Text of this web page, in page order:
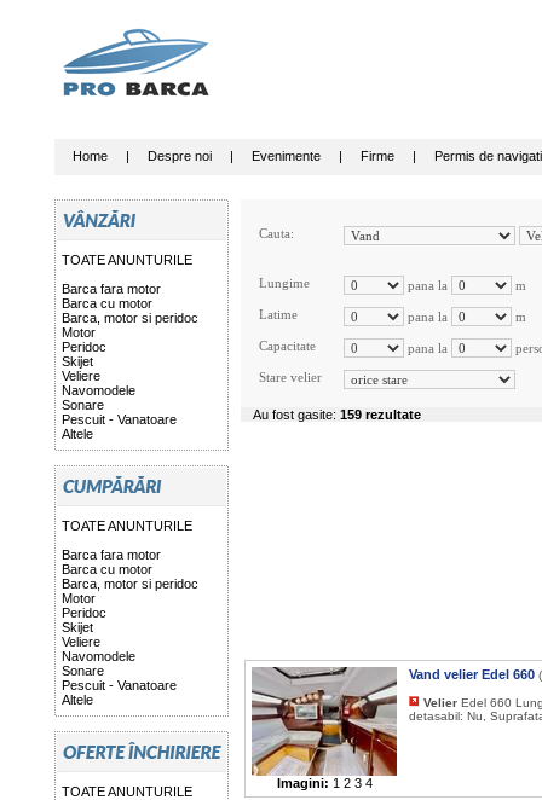
Home | Despre noi | Evenimente | Firme | Permis de
TOATE ANUNTURILE
Barca fara motor
Barca cu motor
Barca, motor si peridoc
Motor
Peridoc
Skijet
Veliere
Navomodele
Sonare
Pescuit - Vanatoare
Altele
TOATE ANUNTURILE
Barca fara motor
Barca cu motor
Barca, motor si peridoc
Motor
Peridoc
Skijet
Veliere
Navomodele
Sonare
Pescuit - Vanatoare
Altele
TOATE ANUNTURILE
Cauta:
Lungime pana la
m
Latime
pana la
m
Capacitate
pana la
Stare velier
Au fost gasite: 159 rezultate
Imagini: 1 2 3 4
Vand velier Edel 660
Velier Edel 660
detasabil: Nu,